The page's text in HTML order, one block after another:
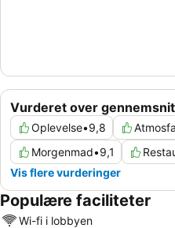
Vurderet over
Oplevelse•9,8
Morgenmad•9,1
Vis flere vurderinger
Populære faciliteter
Wi-fi i lobbyen